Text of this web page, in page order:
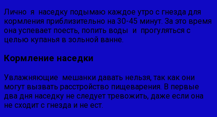
Лично я наседку подымаю каждое утро с гнезда для
кормления приблизительно на 30-45 минут. За это время
она успевает поесть, попить воды и прогуляться с
целью купанья в зольной ванне.
Кормление наседки
Увлажняющие мешанки давать нельзя, так как они
могут вызвать расстройство пищеварения. В первые
два дня наседку не следует тревожить, даже если она
не сходит с гнезда и не ест.